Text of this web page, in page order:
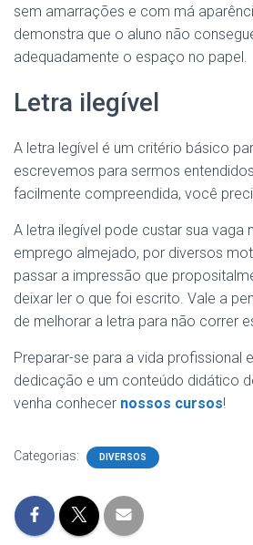
sem amarrações e com má
demonstra que o aluno não
adequadamente o espaço no papel.
Letra ilegível
A letra legível é um critério básico
escrevemos para sermos
facilmente compreendida, você
A letra ilegível pode custar sua vaga
emprego almejado, por diversos
passar a impressão que
deixar ler o que foi escrito. Vale a
de melhorar a letra para não correr
Preparar-se para a vida profissional
dedicação e um conteúdo didático
venha conhecer nossos cursos!
Categorias: DIVERSOS